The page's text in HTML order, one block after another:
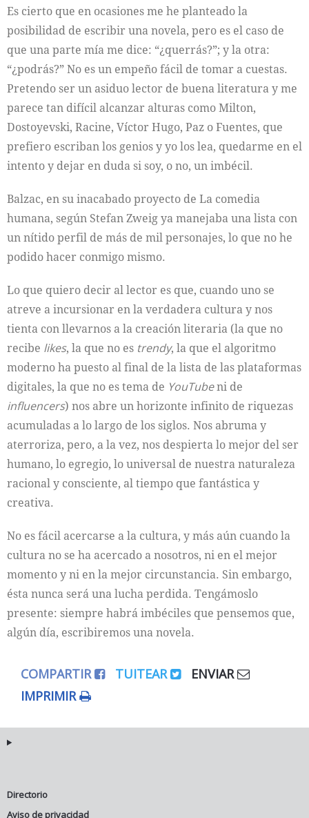
Es cierto que en ocasiones me he planteado la
posibilidad de escribir una novela, pero es el caso de
que una parte mía me dice: “¿querrás?”; y la otra:
“¿podrás?” No es un empeño fácil de tomar a cuestas.
Pretendo ser un asiduo lector de buena literatura y me
parece tan difícil alcanzar alturas como Milton,
Dostoyevski, Racine, Víctor Hugo, Paz o Fuentes, que
prefiero escriban los genios y yo los lea, quedarme en el
intento y dejar en duda si soy, o no, un imbécil.
Balzac, en su inacabado proyecto de La comedia
humana, según Stefan Zweig ya manejaba una lista con
un nítido perfil de más de mil personajes, lo que no he
podido hacer conmigo mismo.
Lo que quiero decir al lector es que, cuando uno se
atreve a incursionar en la verdadera cultura y nos
tienta con llevarnos a la creación literaria (la que no
recibe likes, la que no es trendy, la que el algoritmo
moderno ha puesto al final de la lista de las plataformas
digitales, la que no es tema de YouTubeni de
influencers) nos abre un horizonte infinito de riquezas
acumuladas a lo largo de los siglos. Nos abruma y
aterroriza, pero, a la vez, nos despierta lo mejor del ser
humano, lo egregio, lo universal de nuestra naturaleza
racional y consciente, al tiempo que fantástica y
creativa.
No es fácil acercarse a la cultura, y más aún cuando la
cultura no se ha acercado a nosotros, ni en el mejor
momento y ni en la mejor circunstancia. Sin embargo,
ésta nunca será una lucha perdida. Tengámoslo
presente: siempre habrá imbéciles que pensemos que,
algún día, escribiremos una novela.
COMPARTIR TUITEAR
ENVIAR
IMPRIMIR
Directorio
Aviso de privacidad